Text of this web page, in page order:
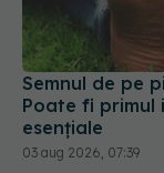
Semnul de pe
Poate fi primul
esențiale
03 aug 2026, 07:39